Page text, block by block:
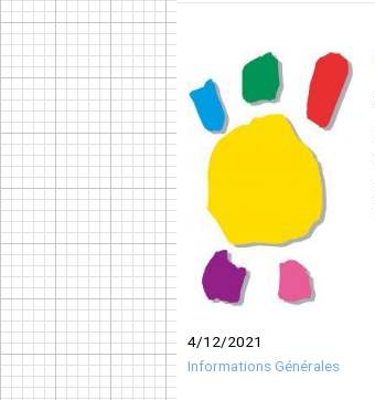
4/12/2021
Informations Générales